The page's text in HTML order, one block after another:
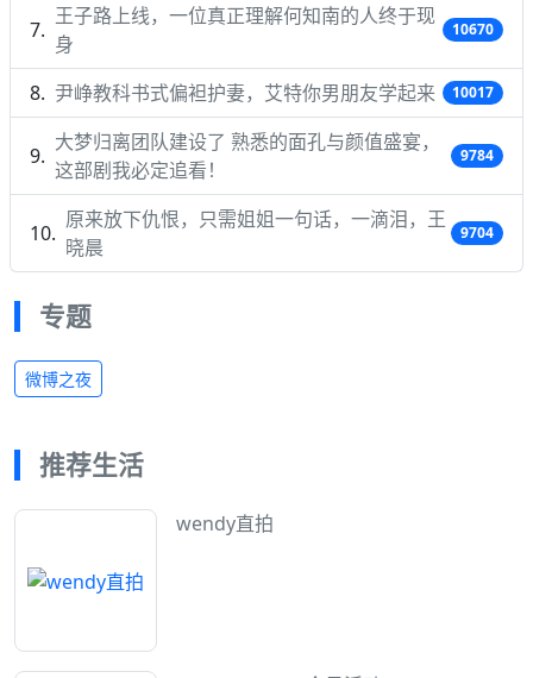
王子路上线，一位真正理解何知南的人终于现
身
10670
尹峥教科书式偏袒护妻，艾特你男朋友学起来 10017
大梦归离团队建设了 熟悉的面孔与颜值盛宴，
这部剧我必定追看！
9784
原来放下仇恨，只需姐姐一句话，一滴泪，王
晓晨
9704
专题
微博之夜
推荐生活
wendy直拍